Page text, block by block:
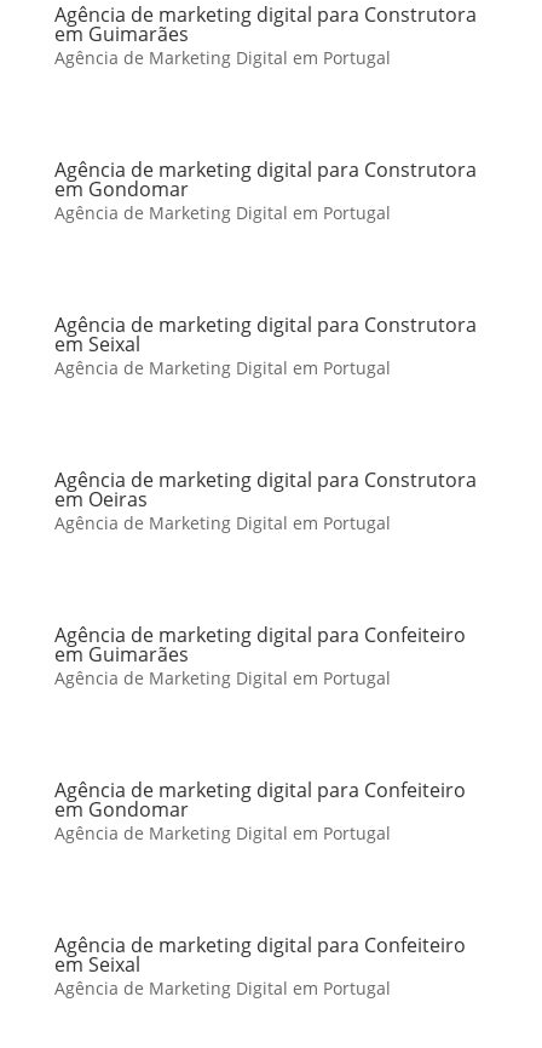
Agência de marketing digital para Construtora
em Guimarães
Agência de Marketing Digital em Portugal
Agência de marketing digital para Construtora
em Gondomar
Agência de Marketing Digital em Portugal
Agência de marketing digital para Construtora
em Seixal
Agência de Marketing Digital em Portugal
Agência de marketing digital para Construtora
em Oeiras
Agência de Marketing Digital em Portugal
Agência de marketing digital para Confeiteiro
em Guimarães
Agência de Marketing Digital em Portugal
Agência de marketing digital para Confeiteiro
em Gondomar
Agência de Marketing Digital em Portugal
Agência de marketing digital para Confeiteiro
em Seixal
Agência de Marketing Digital em Portugal